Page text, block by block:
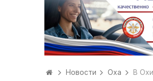
Новости Оха В